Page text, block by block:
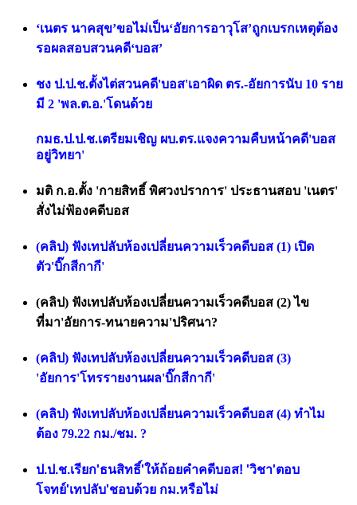
‘เนตร นาคสุข’ขอไม่เป็น‘อัยการอาวุโส’ถูกเบรกเหตุต้อง
รอผลสอบสวนคดี‘บอส’
ชง ป.ป.ช.ตั้งไต่สวนคดี'บอส'เอาผิด ตร.-อัยการนับ 10 ราย
มี 2 'พล.ต.อ.'โดนด้วย
กมธ.ป.ป.ช.เตรียมเชิญ ผบ.ตร.แจงความคืบหน้าคดี'บอส
อยู่วิทยา'
มติ ก.อ.ตั้ง 'กายสิทธิ์ พิศวงปราการ' ประธานสอบ 'เนตร'
สั่งไม่ฟ้องคดีบอส
(คลิป) ฟังเทปลับห้องเปลี่ยนความเร็วคดีบอส (1) เปิด
ตัว'บิ๊กสีกากี'
(คลิป) ฟังเทปลับห้องเปลี่ยนความเร็วคดีบอส (2) ไข
ที่มา'อัยการ-ทนายความ'ปริศนา?
(คลิป) ฟังเทปลับห้องเปลี่ยนความเร็วคดีบอส (3)
'อัยการ'โทรรายงานผล'บิ๊กสีกากี'
(คลิป) ฟังเทปลับห้องเปลี่ยนความเร็วคดีบอส​ (4) ทำไม
ต้อง 79.22 กม./ชม. ?
ป.ป.ช.เรียก'ธนสิทธิ์'ให้ถ้อยคำคดีบอส! 'วิชา'ตอบ
โจทย์'เทปลับ'ชอบด้วย กม.หรือไม่